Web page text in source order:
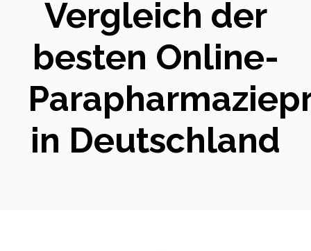
Vergleich der
besten Online-
in Deutschland